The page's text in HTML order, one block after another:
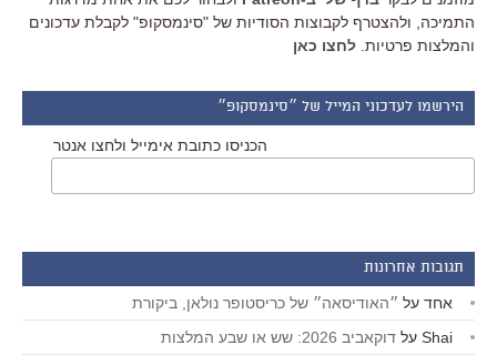
התמיכה, ולהצטרף לקבוצות הסודיות של "סינמסקופ" לקבלת עדכונים
והמלצות פרטיות. לחצו כאן
הירשמו לעדכוני המייל של ״סינמסקופ״
הכניסו כתובת אימייל ולחצו אנטר
תגובות אחרונות
אחד על ״האודיסאה״ של כריסטופר נולאן, ביקורת
Shai על דוקאביב 2026: שש או שבע המלצות